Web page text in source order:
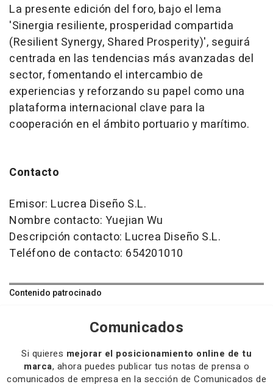
La presente edición del foro, bajo el lema
'Sinergia resiliente, prosperidad compartida
(Resilient Synergy, Shared Prosperity)', seguirá
centrada en las tendencias más avanzadas del
sector, fomentando el intercambio de
experiencias y reforzando su papel como una
plataforma internacional clave para la
cooperación en el ámbito portuario y marítimo.
Contacto
Emisor: Lucrea Diseño S.L.
Nombre contacto: Yuejian Wu
Descripción contacto: Lucrea Diseño S.L.
Teléfono de contacto: 654201010
Contenido patrocinado
Comunicados
Si quieres mejorar el posicionamiento online de tu
marca, ahora puedes publicar tus notas de prensa o
comunicados de empresa en la sección de Comunicados de